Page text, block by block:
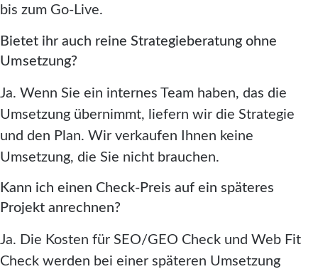
bis zum Go-Live.
Bietet ihr auch reine Strategieberatung ohne
Umsetzung?
Ja. Wenn Sie ein internes Team haben, das die
Umsetzung übernimmt, liefern wir die Strategie
und den Plan. Wir verkaufen Ihnen keine
Umsetzung, die Sie nicht brauchen.
Kann ich einen Check-Preis auf ein späteres
Projekt anrechnen?
Ja. Die Kosten für SEO/GEO Check und Web Fit
Check werden bei einer späteren Umsetzung